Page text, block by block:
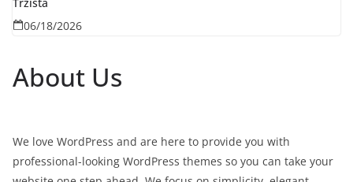
06/18/2026
About Us
We love WordPress and are here to provide you with
professional-looking WordPress themes so you can take your